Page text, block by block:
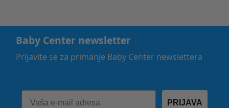
Baby Center newsletter
Prijavite se za primanje Baby Center newslettera
PRIJAVA